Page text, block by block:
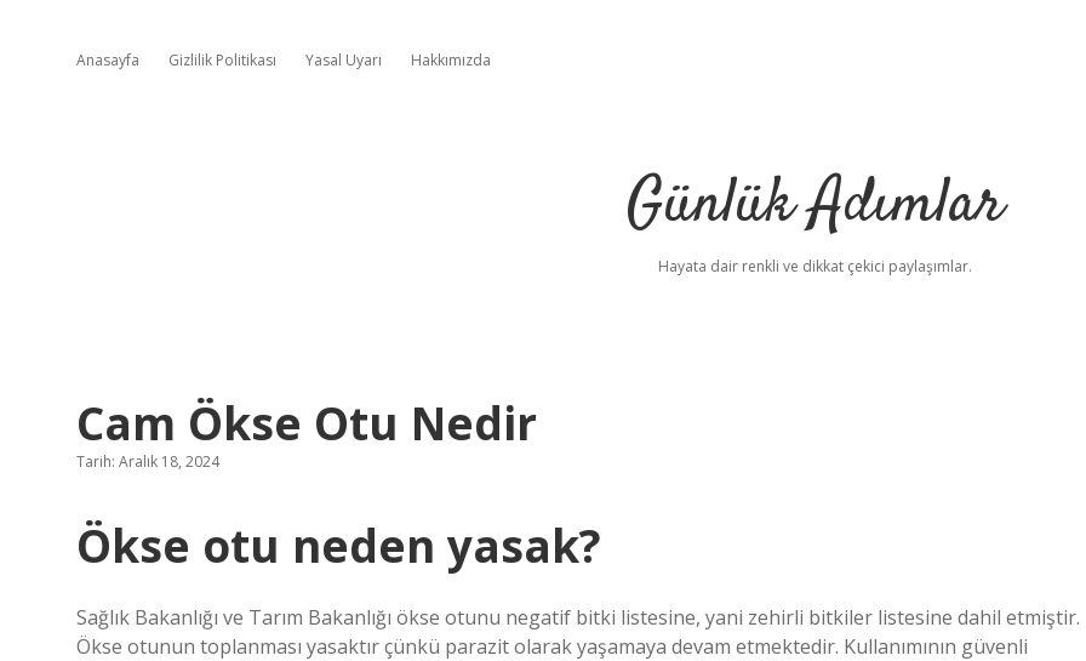
Anasayfa Gizlilik Politikası Yasal Uyarı Hakkımızda
Günlük Adımlar
Hayata dair renkli ve dikkat çekici paylaşımlar.
Cam Ökse Otu Nedir
Tarih: Aralık 18, 2024
Ökse otu neden yasak?
Sağlık Bakanlığı ve Tarım Bakanlığı ökse otunu negatif bitki listesine, yani zehirli bitkiler listesine dahil etmiştir.
Ökse otunun toplanması yasaktır çünkü parazit olarak yaşamaya devam etmektedir. Kullanımının güvenli